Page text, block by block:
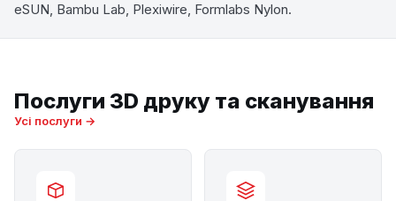
eSUN, Bambu Lab, Plexiwire, Formlabs Nylon.
Послуги 3D друку та сканування
Усі послуги →